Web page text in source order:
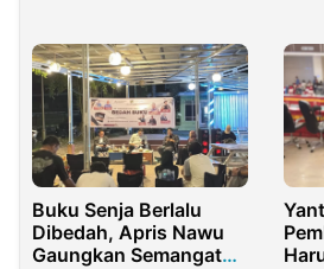
Buku Senja Berlalu
Dibedah, Apris Nawu
Gaungkan Semangat